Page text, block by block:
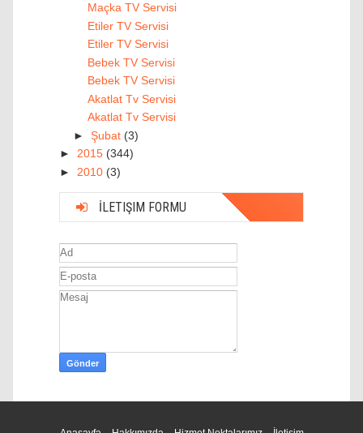
Maçka TV Servisi
Etiler TV Servisi
Etiler TV Servisi
Bebek TV Servisi
Bebek TV Servisi
Akatlat Tv Servisi
Akatlat Tv Servisi
► Şubat (3)
► 2015 (344)
► 2010 (3)
İLETIŞIM FORMU